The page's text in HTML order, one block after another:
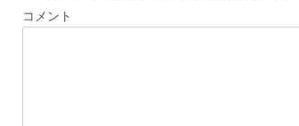
シ
ョ
コメント